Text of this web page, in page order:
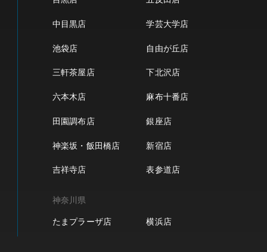
中目黒店 学芸大学店
池袋店 自由が丘店
三軒茶屋店 下北沢店
六本木店 麻布十番店
田園調布店 銀座店
神楽坂・飯田橋店 新宿店
吉祥寺店 表参道店
神奈川県
たまプラーザ店 横浜店